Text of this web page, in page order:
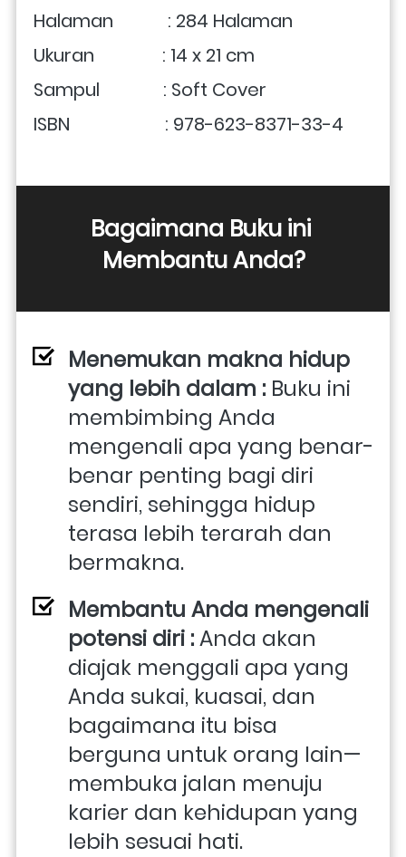
Halaman            : 284 Halaman
Ukuran               : 14 x 21 cm
Sampul              : Soft Cover
ISBN                     : 978-623-8371-33-4
Bagaimana Buku ini
Membantu Anda?
Menemukan makna hidup
yang lebih dalam : Buku ini
membimbing Anda
mengenali apa yang benar-
benar penting bagi diri
sendiri, sehingga hidup
terasa lebih terarah dan
bermakna.
Membantu Anda mengenali
potensi diri : Anda akan
diajak menggali apa yang
Anda sukai, kuasai, dan
bagaimana itu bisa
berguna untuk orang lain—
membuka jalan menuju
karier dan kehidupan yang
lebih sesuai hati.